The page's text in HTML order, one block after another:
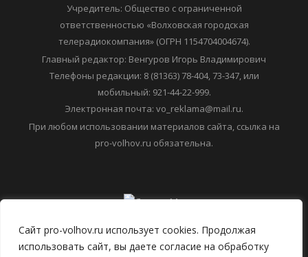
Сайт pro-volhov.ru использует cookies. Продолжая
использовать сайт, вы даете согласие на обработку
Учредитель: Общество с ограниченной
ответственностью «Волховская городская
телерадиокомпания» (ОГРН 1154704004674).
Главный редактор: Венгуров Игорь Владимирович
Телефоны редакции: 8 (81363) 78-404, 73-347, или
мобильный: 921-44-22-999.
Электронная почта: vo_reklama@mail.ru.
При любом использовании материалов сайта, ссылка на
pro-volhov.ru обязательна.